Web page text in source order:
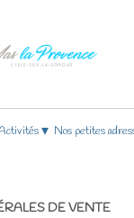
▾ Nos petites
DE VENTE